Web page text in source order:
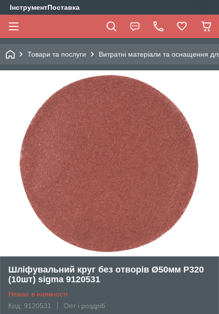
ІнструментПоставка
Товари та послуги Витратні матеріали та оснащення
Шліфувальний круг без отворів Ø50мм P320
(10шт) sigma 9120531
Немає в наявності
Код: 9120531
Опт і роздріб